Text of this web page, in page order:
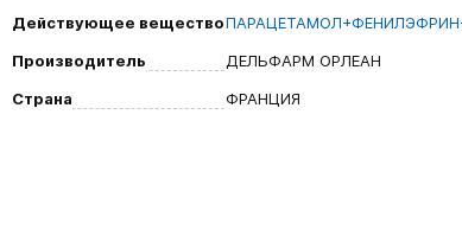
Действующее вещество
Производитель
ДЕЛЬФАРМ ОРЛЕАН
Страна
ФРАНЦИЯ